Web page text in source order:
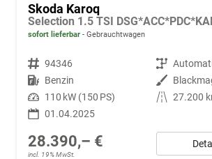
Skoda Karoq
sofort lieferbar Gebrauchtwagen
Fahrzeugnr. 94346 Getriebe
Kraftstoff Benzin Außenfarbe
Leistung 110 kW (150 PS) Kilometerstand 27.200
01.04.2025
28.390,– €
incl. 19% MwSt.